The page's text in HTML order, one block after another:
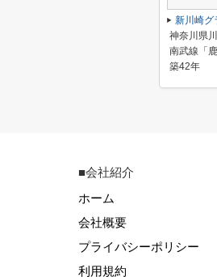
新川崎グ
神奈川県
南武線「
築42年
■会社紹介
ホーム
会社概要
プライバシーポリシー
利用規約